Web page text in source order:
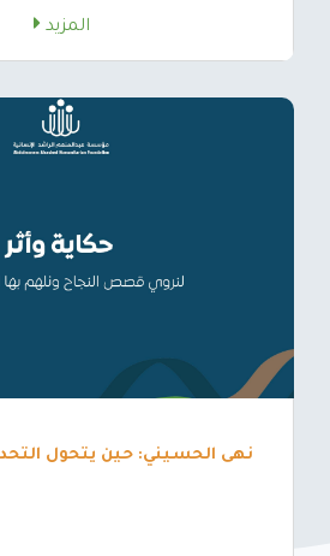
المزيد
نهى الحسيني: حين يتحول